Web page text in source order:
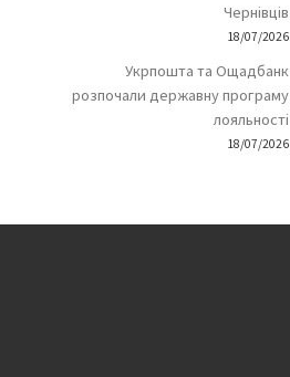
Чернівців
18/07/2026
Укрпошта та Ощадбанк
розпочали державну програму
лояльності
18/07/2026